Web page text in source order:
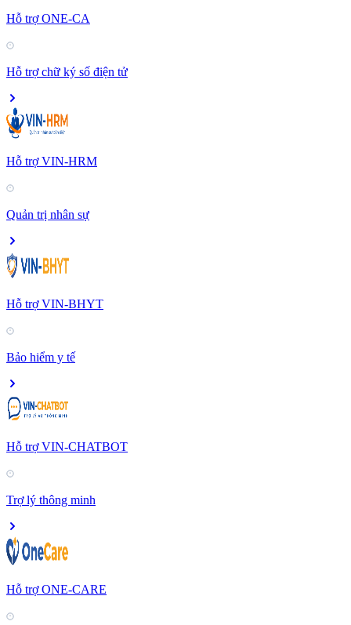
Hỗ trợ ONE-CA
Hỗ trợ chữ ký số điện tử
Hỗ trợ VIN-HRM
Quản trị nhân sự
Hỗ trợ VIN-BHYT
Bảo hiểm y tế
Hỗ trợ VIN-CHATBOT
Trợ lý thông minh
Hỗ trợ ONE-CARE